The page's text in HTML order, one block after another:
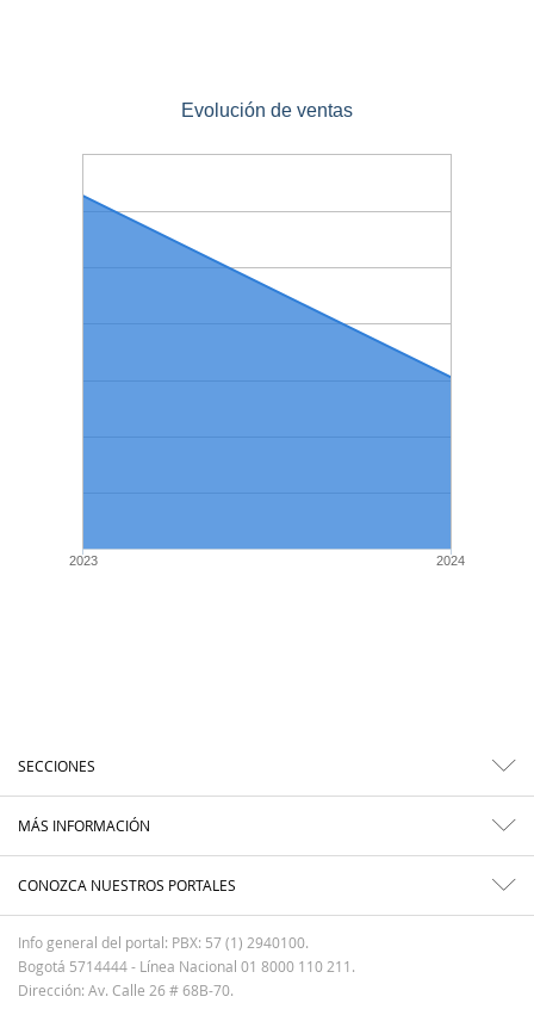
Evolución de ventas
2023 2024
SECCIONES
MÁS INFORMACIÓN
CONOZCA NUESTROS PORTALES
Info general del portal: PBX: 57 (1) 2940100.
Bogotá 5714444 - Línea Nacional 01 8000 110 211.
Dirección: Av. Calle 26 # 68B-70.